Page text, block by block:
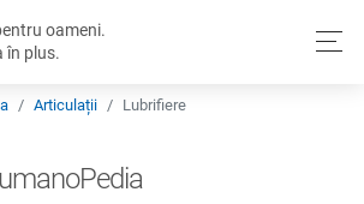
pentru oameni.
în plus.
Articulații Lubrifiere